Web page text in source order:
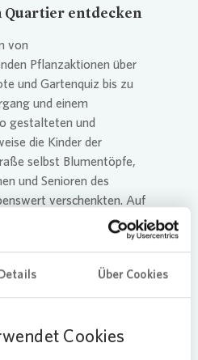
Über Cookies
Cookies
entdecken
von
Pflanzaktionen über
und Gartenquiz bis zu
und einem
gestalteten und
die Kinder der
selbst Blumentöpfe,
und Senioren des
verschenkten. Auf
die Gäste ein,